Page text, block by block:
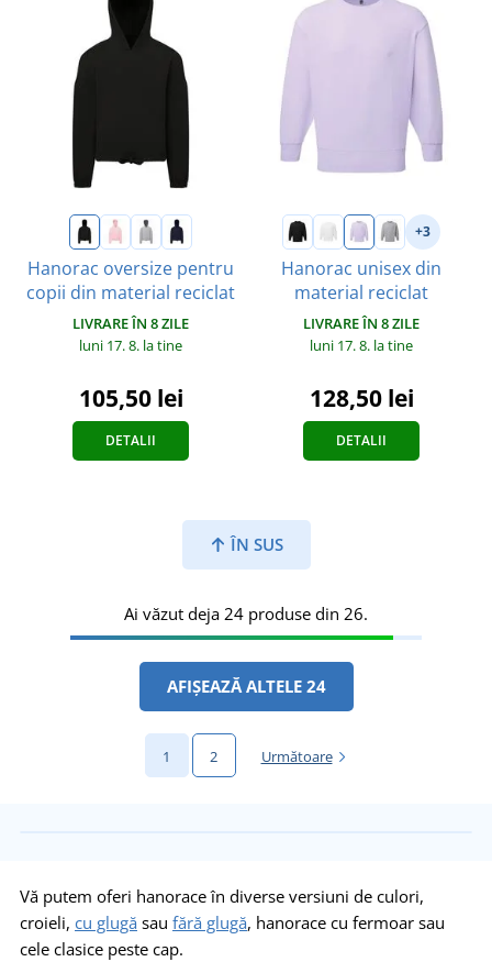
Hanorac oversize pentru
copii din material reciclat
LIVRARE ÎN 8 ZILE
luni 17. 8. la tine
105,50 lei
DETALII
+3
Hanorac unisex din
material reciclat
LIVRARE ÎN 8 ZILE
luni 17. 8. la tine
128,50 lei
DETALII
ÎN SUS
Ai văzut deja 24 produse din 26.
AFIȘEAZĂ ALTELE 24
1 2 Următoare
Vă putem oferi hanorace în diverse versiuni de culori,
croieli, cu glugă sau fără glugă, hanorace cu fermoar sau
cele clasice peste cap.